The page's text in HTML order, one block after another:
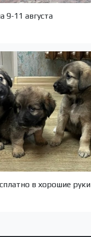
9-11 августа
в хорошие руки